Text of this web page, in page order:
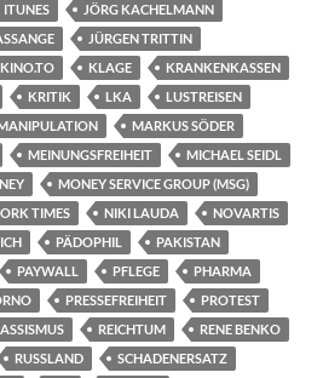
ITUNES
JÖRG KACHELMANN
JÜRGEN TRITTIN
KINO.TO KLAGE
KRANKENKASSEN
KRITIK LKA
LUSTREISEN
MARKUS SÖDER
MEINUNGSFREIHEIT
MICHAEL SEIDL
MONEY SERVICE GROUP (MSG)
TIMES NIKI LAUDA
NOVARTIS
PÄDOPHIL
PAKISTAN
PAYWALL PFLEGE
PHARMA
PRESSEFREIHEIT
PROTEST
REICHTUM
RENE BENKO
RUSSLAND
SCHADENERSATZ